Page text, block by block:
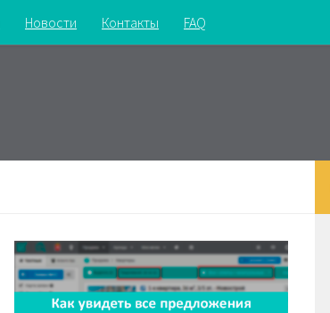
Новости Контакты FAQ